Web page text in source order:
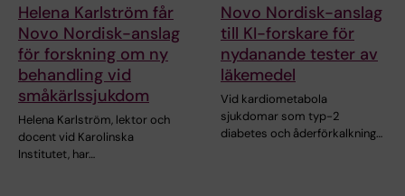
Helena Karlström får
Novo Nordisk-anslag
för forskning om ny
behandling vid
småkärlssjukdom
Helena Karlström, lektor och
docent vid Karolinska
Institutet, har…
Novo Nordisk-anslag
till KI-forskare för
nydanande tester av
läkemedel
Vid kardiometabola
sjukdomar som typ-2
diabetes och åderförkalkning…